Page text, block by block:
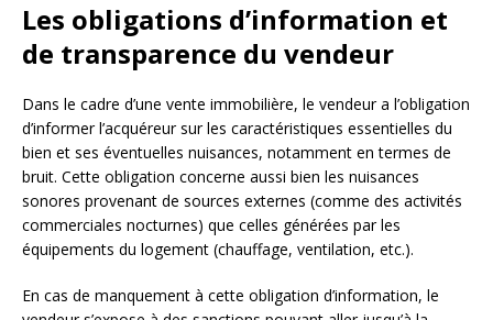
Les obligations d’information et
de transparence du vendeur
Dans le cadre d’une vente immobilière, le vendeur a l’obligation
d’informer l’acquéreur sur les caractéristiques essentielles du
bien et ses éventuelles nuisances, notamment en termes de
bruit. Cette obligation concerne aussi bien les nuisances
sonores provenant de sources externes (comme des activités
commerciales nocturnes) que celles générées par les
équipements du logement (chauffage, ventilation, etc.).
En cas de manquement à cette obligation d’information, le